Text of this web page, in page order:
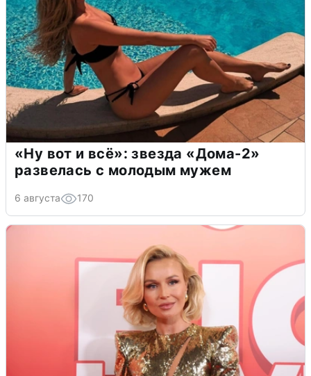
«Ну вот и всё»: звезда «Дома-2»
развелась с молодым мужем
6 августа 170